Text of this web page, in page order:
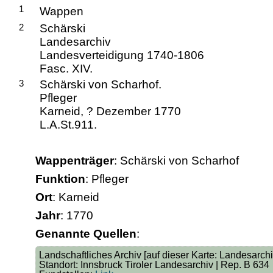
1 Wappen
2
Schärski
Landesarchiv
Landesverteidigung 1740-1806
Fasc. XIV.
3
Schärski von Scharhof.
Pfleger
Karneid, ? Dezember 1770
L.A.St.911.
Wappenträger: Schärski von Scharhof
Funktion: Pfleger
Ort: Karneid
Jahr: 1770
Genannte Quellen:
Landschaftliches Archiv [auf dieser Karte:
Standort: Innsbruck Tiroler Landesarchiv | Rep. B 634